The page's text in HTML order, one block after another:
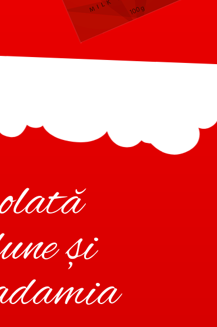
și